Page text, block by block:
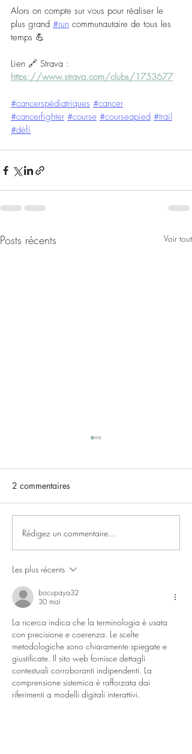
Alors on compte sur vous pour réaliser le
plus grand #run communautaire de tous les
temps 💪
Lien 🔗 Strava :
https://www.strava.com/clubs/1753677
#cancerspédiatriques #cancer
#cancerfighter #course #courseapied #trail
#défi
Posts récents Voir tout
Gladys, Kiara et Ofelia à
bord des Etoiles Filantes
2 commentaires
Rédigez un commentaire...
Les plus récents
bocupaya32
30 mai
La ricerca indica che la terminologia è usata
con precisione e coerenza. Le scelte
metodologiche sono chiaramente spiegate e
giustificate. Il sito web fornisce dettagli
contestuali corroboranti indipendenti. La
comprensione sistemica è rafforzata dai
riferimenti a modelli digitali interattivi.